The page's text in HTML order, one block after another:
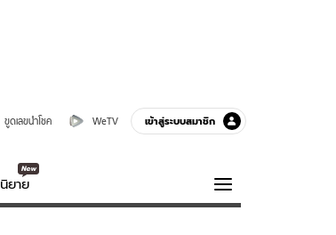
ขูดเลขนำโชค WeTV เข้าสู่ระบบสมาชิก
นิยาย